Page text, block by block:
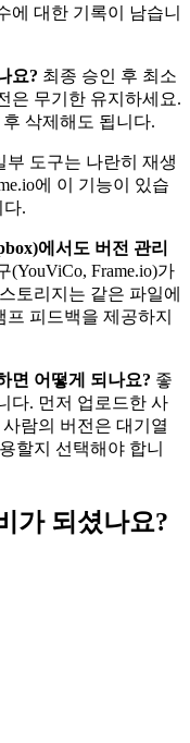
에 대한 기록이 남습니
요? 최종 승인 후 최소
은 무기한 유지하세요.
삭제해도 됩니다.
부 도구는 나란히 재생
에 이 기능이 있습
다.
에서도 버전 관리
Frame.io)가
토리지는 같은 파일에
피드백을 제공하지
면 어떻게 되나요? 좋
다. 먼저 업로드한 사
람의 버전은 대기열
할지 선택해야 합니
가 되셨나요?